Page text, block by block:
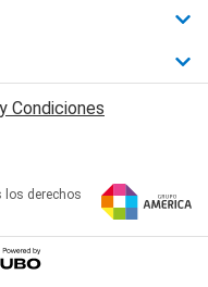
Condiciones
los derechos